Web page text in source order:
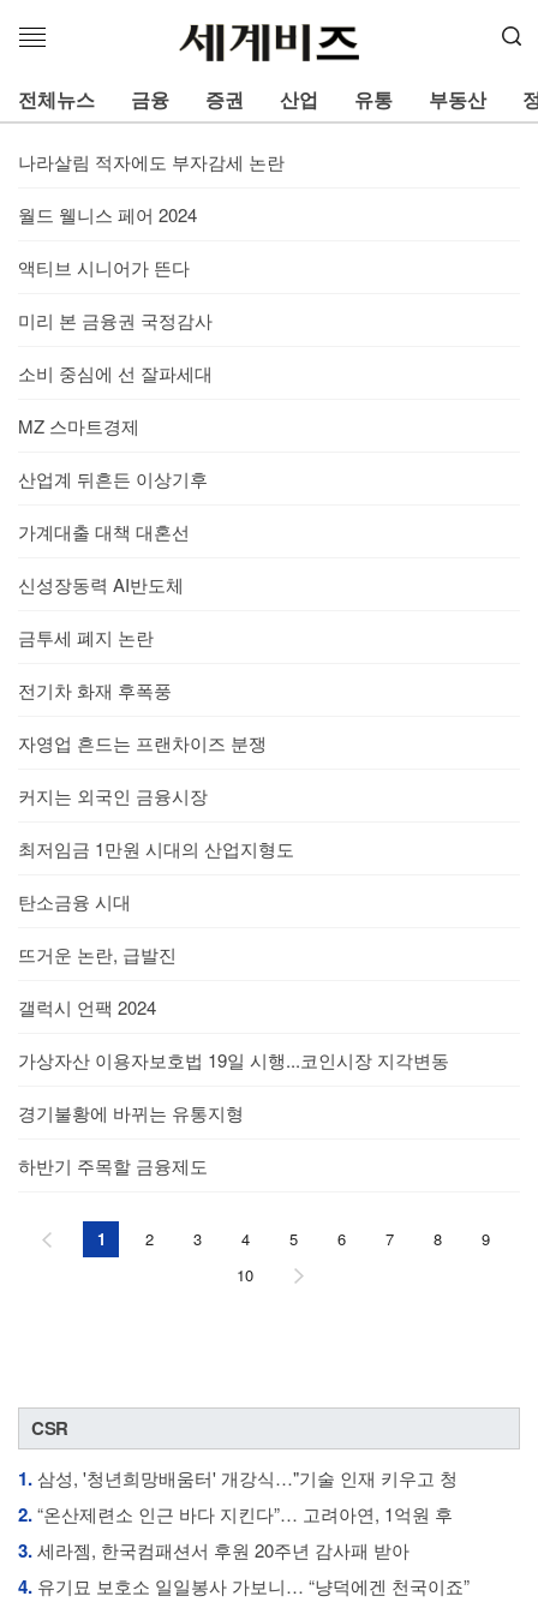
메
열
기
전체뉴스 금융 증권 산업 유통 부동산
나라살림 적자에도 부자감세 논란
월드 웰니스 페어 2024
액티브 시니어가 뜬다
미리 본 금융권 국정감사
소비 중심에 선 잘파세대
MZ 스마트경제
산업계 뒤흔든 이상기후
가계대출 대책 대혼선
신성장동력 AI반도체
금투세 폐지 논란
전기차 화재 후폭풍
자영업 흔드는 프랜차이즈 분쟁
커지는 외국인 금융시장
최저임금 1만원 시대의 산업지형도
탄소금융 시대
뜨거운 논란, 급발진
갤럭시 언팩 2024
가상자산 이용자보호법 19일 시행...코인시장 지각변동
경기불황에 바뀌는 유통지형
하반기 주목할 금융제도
1 2 3 4 5 6 7 8
9
10
CSR
1.삼성, '청년희망배움터' 개강식…"기술 인재 키우고 청
2.“온산제련소 인근 바다 지킨다”… 고려아연, 1억원 후
3.세라젬, 한국컴패션서 후원 20주년 감사패 받아
4. 유기묘 보호소 일일봉사 가보니… “냥덕에겐 천국이죠”